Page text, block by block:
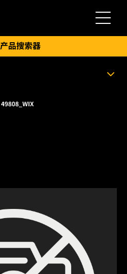
切换导航
产品搜索器
49808_WIX